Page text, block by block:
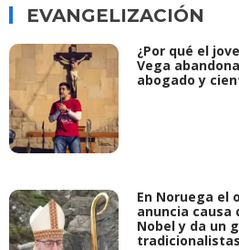
EVANGELIZACIÓN
¿Por qué el
Vega
abogado y
En Noruega el
anuncia causa
Nobel y da un
tradicionalistas